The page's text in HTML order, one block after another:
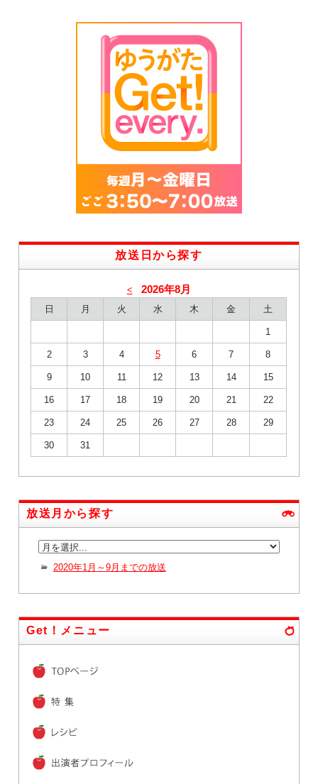
放送日から探す
< 2026年8月
日 月 火 水 木 金 土
1
2 3 4 5 6 7 8
9 10 11 12 13 14 15
16 17 18 19 20 21 22
23 24 25 26 27 28 29
30 31
放送月から探す
2020年1月～9月までの放送
Get！メニュー